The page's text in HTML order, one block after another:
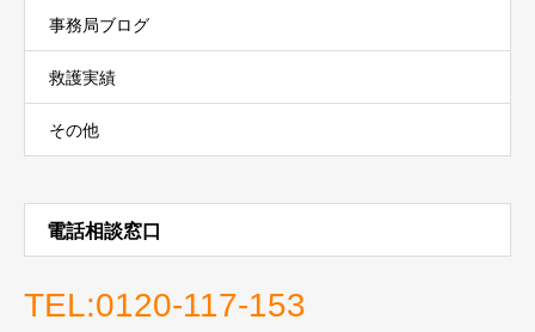
事務局ブログ
救護実績
その他
電話相談窓口
TEL:0120-117-153